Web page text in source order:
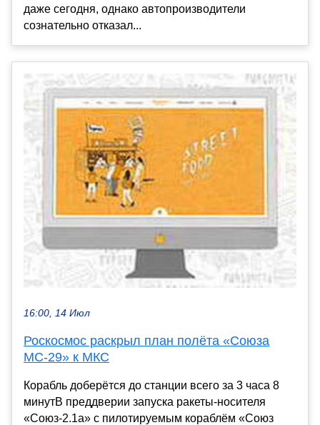
даже сегодня, однако автопроизводители
сознательно отказал...
16:00, 14 Июл
Роскосмос раскрыл план полёта «Союза
МС-29» к МКС
Корабль доберётся до станции всего за 3 часа 8
минутВ преддверии запуска ракеты-носителя
«Союз-2.1а» с пилотируемым кораблём «Союз